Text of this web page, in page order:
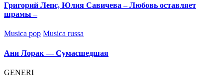
Григорий Лепс, Юлия Савичева – Любовь оставляет
шрамы –
Posted
Musica pop Musica russa
Ани Лорак — Сумасшедшая
GENERI